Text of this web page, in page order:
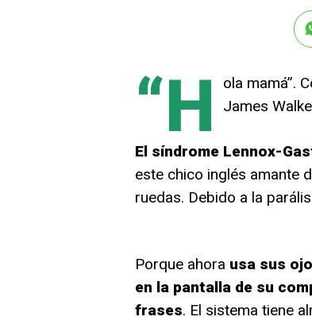
“H
ola mamá”.
James
El síndrome Lennox-
este chico inglés amante
ruedas. Debido a la
Porque ahora usa sus
en la pantalla de su
frases. El sistema tiene